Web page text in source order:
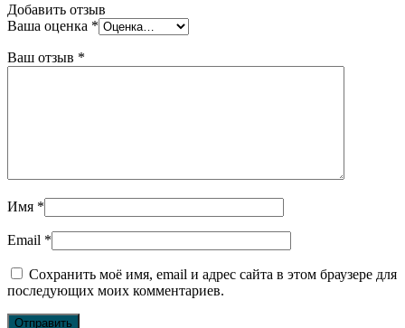
Добавить отзыв
Ваша оценка *
Ваш отзыв *
Имя *
Email *
Сохранить моё имя, email и адрес сайта в этом браузере для
последующих моих комментариев.